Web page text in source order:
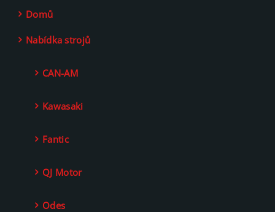
Domů
Nabídka strojů
CAN-AM
Kawasaki
Fantic
QJ Motor
Odes